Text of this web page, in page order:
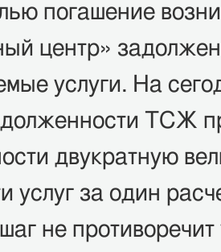
погашение
центр»
услуги. На
ТСЖ
двукратную
услуг за один
не противоречит